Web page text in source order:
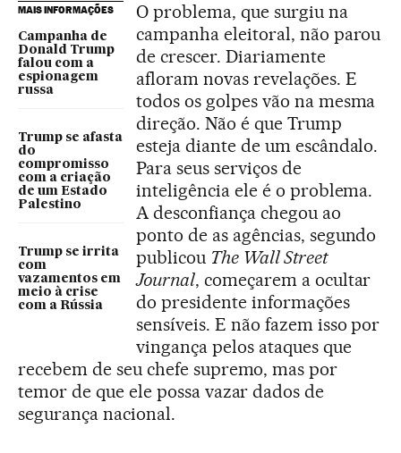
MAIS INFORMAÇÕES
Campanha de
Donald Trump
falou com a
espionagem
russa
Trump se afasta
do
compromisso
com a criação
de um Estado
Palestino
Trump se irrita
com
vazamentos em
meio à crise
com a Rússia
O problema, que surgiu na
campanha eleitoral, não parou
de crescer. Diariamente
afloram novas revelações. E
todos os golpes vão na mesma
direção. Não é que Trump
esteja diante de um escândalo.
Para seus serviços de
inteligência ele é o problema.
A desconfiança chegou ao
ponto de as agências, segundo
publicou The Wall Street
Journal, começarem a ocultar
do presidente informações
sensíveis. E não fazem isso por
vingança pelos ataques que
recebem de seu chefe supremo, mas por
temor de que ele possa vazar dados de
segurança nacional.